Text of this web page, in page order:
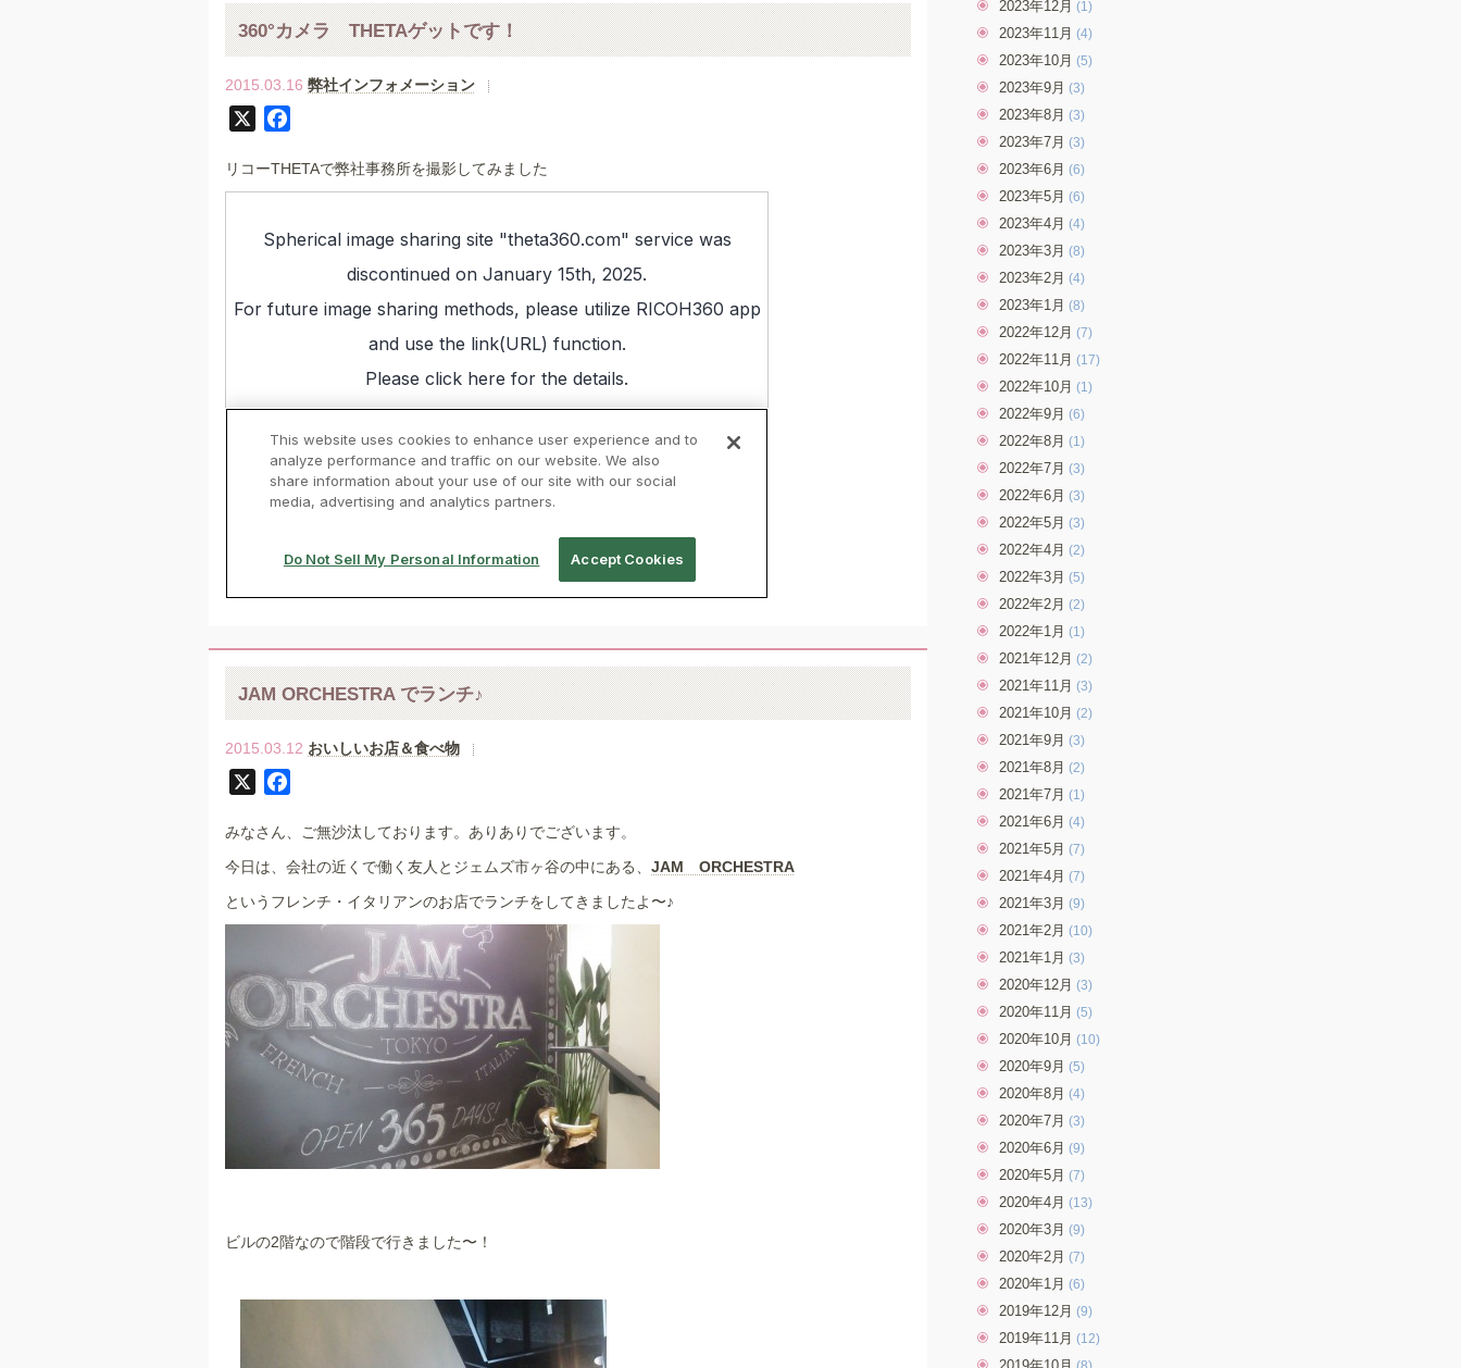
360°カメラ THETAゲットです！
2015.03.16 弊社インフォメーション
c
e
o
リコーTHETAで弊社事務所を撮影してみました
JAM ORCHESTRA でランチ♪
2015.03.12 おいしいお店＆食べ物
e
o
みなさん、ご無沙汰しております。ありありでございます。
今日は、会社の近くで働く友人とジェムズ市ヶ谷の中にある、 JAM ORCHESTRA
というフレンチ・イタリアンのお店でランチをしてきましたよ〜♪
ビルの2階なので階段で行きました〜！
2023年12月 (1)
2023年11月 (4)
2023年10月 (5)
2023年9月 (3)
2023年8月 (3)
2023年7月 (3)
2023年6月 (6)
2023年5月 (6)
2023年4月 (4)
2023年3月 (8)
2023年2月 (4)
2023年1月 (8)
2022年12月 (7)
2022年11月 (17)
2022年10月 (1)
2022年9月 (6)
2022年8月 (1)
2022年7月 (3)
2022年6月 (3)
2022年5月 (3)
2022年4月 (2)
2022年3月 (5)
2022年2月 (2)
2022年1月 (1)
2021年12月 (2)
2021年11月 (3)
2021年10月 (2)
2021年9月 (3)
2021年8月 (2)
2021年7月 (1)
2021年6月 (4)
2021年5月 (7)
2021年4月 (7)
2021年3月 (9)
2021年2月 (10)
2021年1月 (3)
2020年12月 (3)
2020年11月 (5)
2020年10月 (10)
2020年9月 (5)
2020年8月 (4)
2020年7月 (3)
2020年6月 (9)
2020年5月 (7)
2020年4月 (13)
2020年3月 (9)
2020年2月 (7)
2020年1月 (6)
2019年12月 (9)
2019年11月 (12)